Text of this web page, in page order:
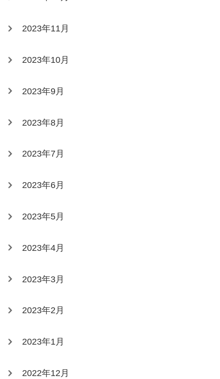
2023年11月
2023年10月
2023年9月
2023年8月
2023年7月
2023年6月
2023年5月
2023年4月
2023年3月
2023年2月
2023年1月
2022年12月